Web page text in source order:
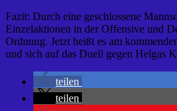
Fazit: Durch eine geschlossene
Einzelaktionen in der Offensive und
Ordnung. Jetzt heißt es am
und sich auf das Duell gegen Helgas
teilen
teilen